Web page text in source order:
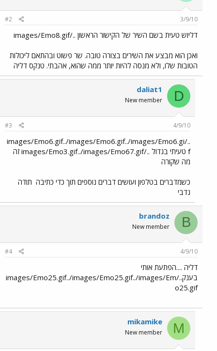
3/9/10
#2
דליוש טעית בשם השיר של הקישור הראשון ../images/Emo8.gif
ואכן הוא מבצע את השירים בצורה טובה. שר פשוט ובהתאם ליכולות
הטובות שלו, ולא מנסה להיות יותר ממה שהוא, אהבתי. טנקס דליה
D
daliat1
New member
4/9/10
#3
../images/Emo6.gif../images/Emo6.gif../images/Emo6.gi
f טעיתי בגדול ../images/Emo3.gif../images/Emo67.gif זה
מה שקורה
כשמדברים בטלפון ועושים דברים נוספים תוך כדי כתיבה תודה
נדבי
B
brandoz
New member
4/9/10
#4
דליה ....הפתעת אותי
בענק../images/Emo25.gif../images/Emo25.gif../images/Em
o25.gif
M
mikamike
New member